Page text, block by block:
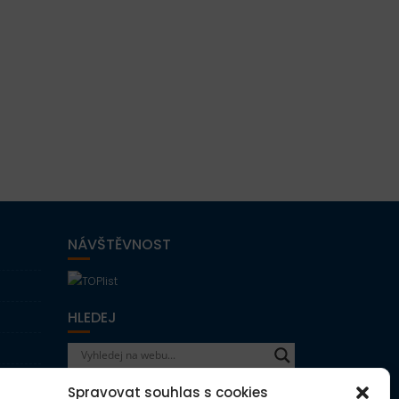
Spravovat souhlas s cookies
NÁVŠTĚVNOST
HLEDEJ